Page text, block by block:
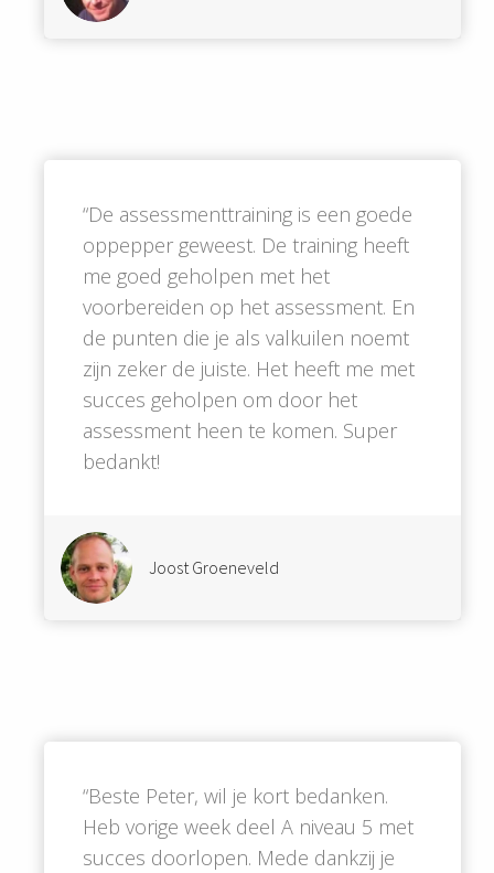
“De assessmenttraining is een goede
oppepper geweest. De training heeft
me goed geholpen met het
voorbereiden op het assessment. En
de punten die je als valkuilen noemt
zijn zeker de juiste. Het heeft me met
succes geholpen om door het
assessment heen te komen. Super
bedankt!
Joost Groeneveld
“Beste Peter, wil je kort bedanken.
Heb vorige week deel A niveau 5 met
succes doorlopen. Mede dankzij je